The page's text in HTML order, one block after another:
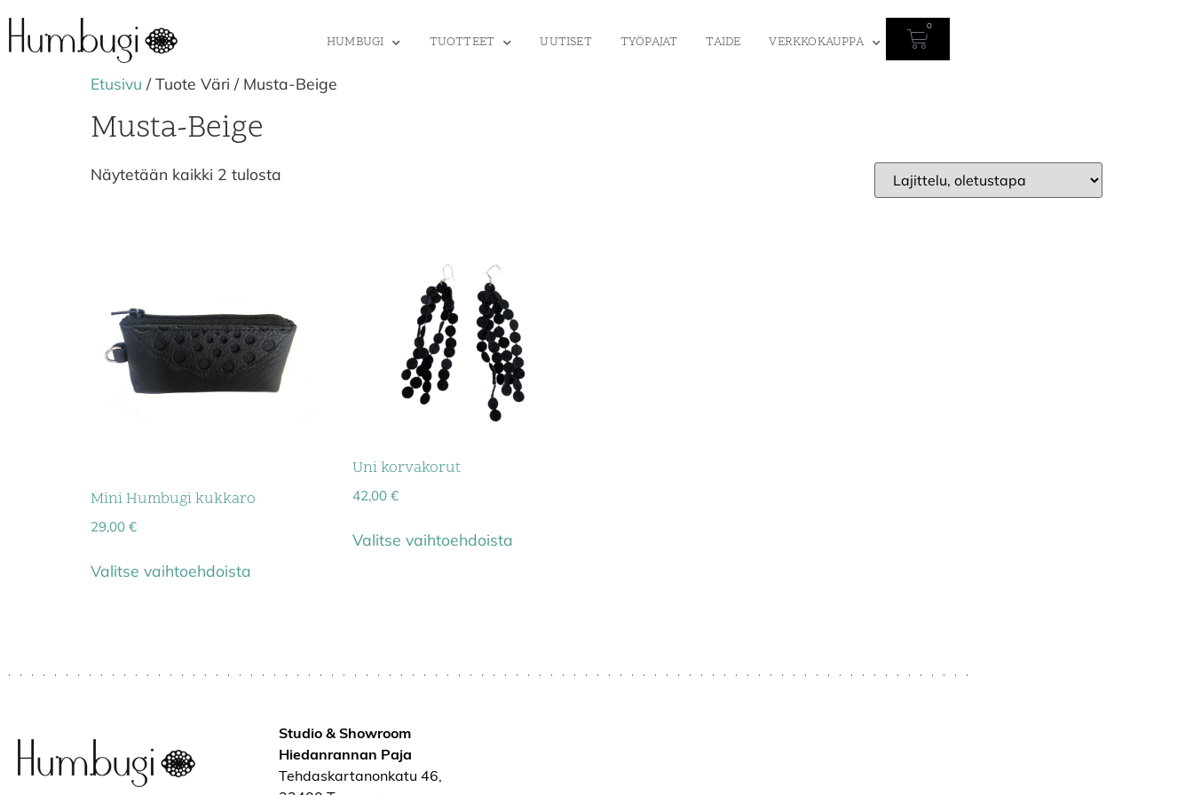
HUMBUGI TUOTTEET UUTISET TYÖPAJAT TAIDE VERKKOKAUPPA
0
Etusivu / Tuote Väri / Musta-Beige
Musta-Beige
Näytetään kaikki 2 tulosta
Mini Humbugi kukkaro
29,00 €
Valitse vaihtoehdoista
Uni korvakorut
42,00 €
Valitse vaihtoehdoista
Studio & Showroom
Hiedanrannan Paja
Tehdaskartanonkatu 46,